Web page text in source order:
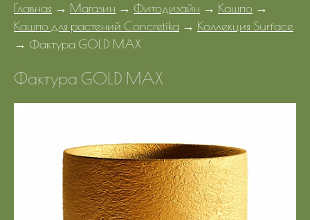
Главная → Магазин → Фитодизайн → Кашпо →
Кашпо для растений Concretika → Коллекция Surface
→ Фактура GOLD MAX
Фактура GOLD MAX